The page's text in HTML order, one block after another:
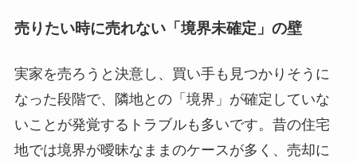
売りたい時に売れない「境界未確定」の壁
実家を売ろうと決意し、買い手も見つかりそうに
なった段階で、隣地との「境界」が確定していな
いことが発覚するトラブルも多いです。昔の住宅
地では境界が曖昧なままのケースが多く、売却に